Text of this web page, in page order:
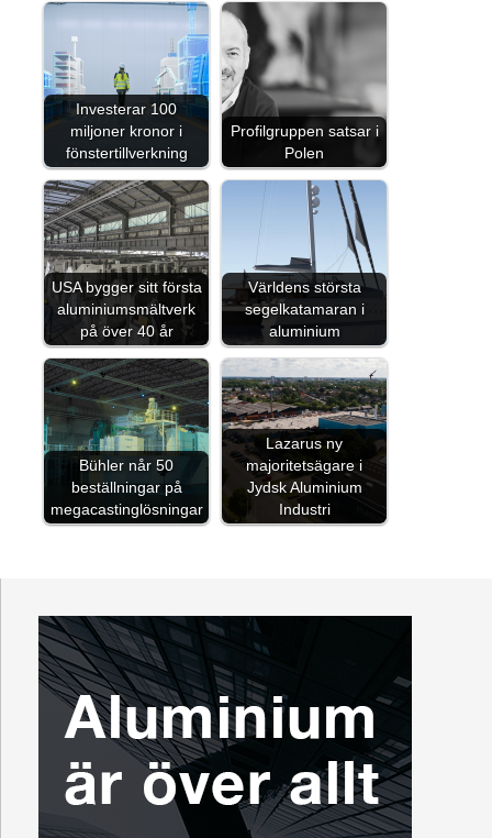
Investerar 100
miljoner kronor i
fönstertillverkning
Profilgruppen satsar i
Polen
USA bygger sitt första
aluminiumsmältverk
på över 40 år
Världens största
segelkatamaran i
aluminium
Bühler når 50
beställningar på
megacastinglösningar
Lazarus ny
majoritetsägare i
Jydsk Aluminium
Industri